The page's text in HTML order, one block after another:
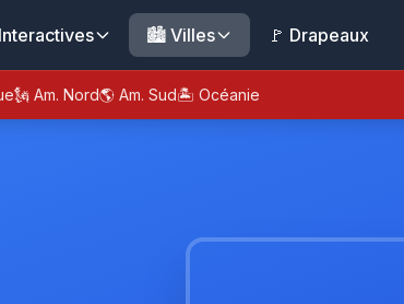
Interactives 🏙️ Villes 🚩 Drapeaux
🗽 Am. Nord🌎 Am. Sud🏝️ Océanie